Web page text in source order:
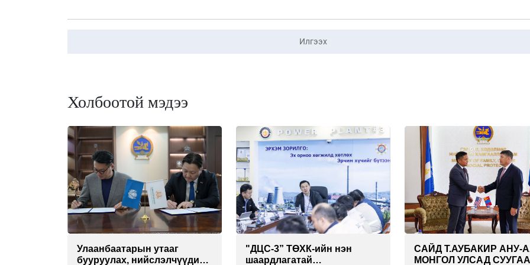
Илгээх
Холбоотой мэдээ
Улаанбаатарын утааг
бууруулах, нийслэлчүүдийн
"ДЦС-3” ТӨХК-ийн нэн
шаардлагатай
САЙД Т.АУБАКИР АНУ-
МОНГОЛ УЛСАД СУУГАА